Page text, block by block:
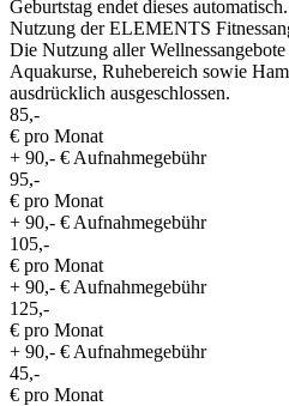
Geburtstag endet dieses
Nutzung der ELEMENTS
Die Nutzung aller
Aquakurse, Ruhebereich sowie
ausdrücklich ausgeschlossen.
85,-
€ pro Monat
+ 90,- € Aufnahmegebühr
95,-
€ pro Monat
+ 90,- € Aufnahmegebühr
105,-
€ pro Monat
+ 90,- € Aufnahmegebühr
125,-
€ pro Monat
+ 90,- € Aufnahmegebühr
45,-
€ pro Monat